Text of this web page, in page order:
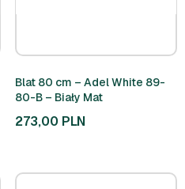
Blat 80 cm – Adel White 89-
80-B – Biały Mat
273,00 PLN